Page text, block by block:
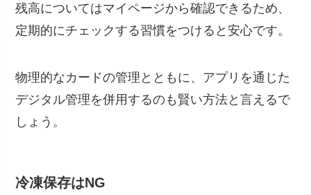
残高についてはマイページから確認できるため、
定期的にチェックする習慣をつけると安心です。
物理的なカードの管理とともに、アプリを通じた
デジタル管理を併用するのも賢い方法と言えるで
しょう。
冷凍保存はNG